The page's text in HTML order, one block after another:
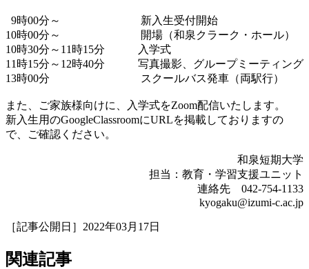
9時00分～ 新入生受付開始
10時00分～ 開場（和泉クラーク・ホール）
10時30分～11時15分 入学式
11時15分～12時40分 写真撮影、グループミーティング
13時00分 スクールバス発車（両駅行）
また、ご家族様向けに、入学式をZoom配信いたします。
新入生用のGoogleClassroomにURLを掲載しておりますの
で、ご確認ください。
和泉短期大学
担当：教育・学習支援ユニット
連絡先 042-754-1133
kyogaku@izumi-c.ac.jp
［記事公開日］2022年03月17日
関連記事